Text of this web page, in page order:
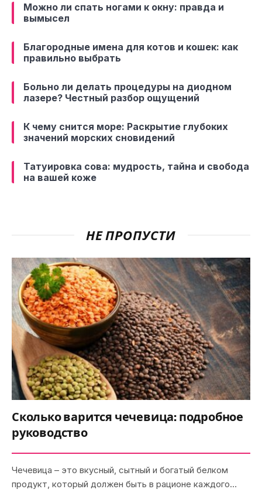
Можно ли спать ногами к окну: правда и
вымысел
Благородные имена для котов и кошек: как
правильно выбрать
Больно ли делать процедуры на диодном
лазере? Честный разбор ощущений
К чему снится море: Раскрытие глубоких
значений морских сновидений
Татуировка сова: мудрость, тайна и свобода
на вашей коже
НЕ ПРОПУСТИ
Сколько варится чечевица: подробное
руководство
Чечевица – это вкусный, сытный и богатый белком
продукт, который должен быть в рационе каждого…